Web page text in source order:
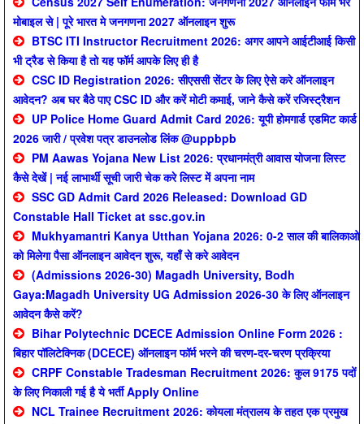
मोबाइल से | पूरे भारत मे जनगणना 2027 ऑनलाइन शुरू
BTSC ITI Instructor Recruitment 2026: अगर आपने आईटीआई किसी
भी ट्रैड से किया है तो यह फॉर्म आपके लिए ही है
CSC ID Registration 2026: सीएससी सेंटर के लिए ऐसे करे ऑनलाइन
आवेदन? अब घर बैठे पाए CSC ID और करें मोटी कमाई, जाने कैसे करें रजिस्ट्रैशन
UP Police Home Guard Admit Card 2026: यूपी होमगार्ड एडमिट कार्ड
2026 जारी / प्रवेश पत्र डाउनलोड लिंक @uppbpb
PM Aawas Yojana New List 2026: प्रधानमंत्री आवास योजना लिस्ट
कैसे देखें | नई लाभार्थी सूची जारी चेक करे लिस्ट में अपना नाम
SSC GD Admit Card 2026 Released: Download GD
Constable Hall Ticket at ssc.gov.in
Mukhyamantri Kanya Utthan Yojana 2026: 0-2 साल की बालिकाओ
को मिलेगा पैसा ऑनलाइन आवेदन शुरू, यहाँ से करे आवेदन
(Admissions 2026-30) Magadh University, Bodh
Gaya:Magadh University UG Admission 2026-30 के लिए ऑनलाइन
आवेदन कैसे करें?
Bihar Polytechnic DCECE Admission Online Form 2026 :
बिहार पॉलिटेक्निक (DCECE) ऑनलाइन फॉर्म भरने की चरण-दर-चरण प्रक्रिया
CRPF Constable Tradesman Recruitment 2026: कुल 9175 पदों
के लिए निकाली गई है ये भर्ती Apply Online
NCL Trainee Recruitment 2026: कोयला मंत्रालय के तहत एक प्रमुख